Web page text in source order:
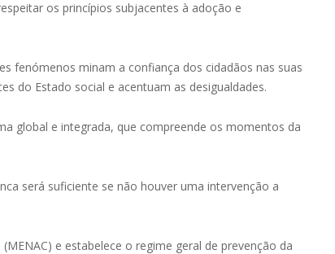
os princípios subjacentes à adoção e
fenómenos minam a confiança dos cidadãos nas suas
do Estado social e acentuam as desigualdades.
global e integrada, que compreende os momentos da
será suficiente se não houver uma intervenção a
e estabelece o regime geral de prevenção da